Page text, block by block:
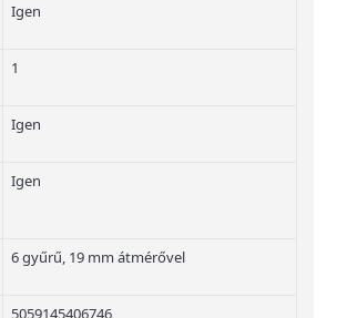
Igen
1
Igen
Igen
6 gyűrű, 19 mm átmérővel
5059145406746